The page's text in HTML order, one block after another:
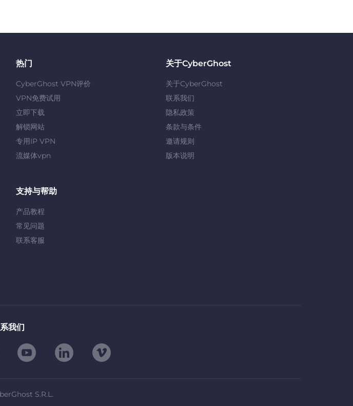
热门
CyberGhost VPN评价
VPN免费试用
立即下载
解锁网站
专用IP VPN
流媒体vpn
关于CyberGhost
关于CyberGhost
联系我们
隐私政策
条款与条件
邀请规则
版本说明
支持与帮助
产品教程
常见问题
联系客服
我们
S.R.L.